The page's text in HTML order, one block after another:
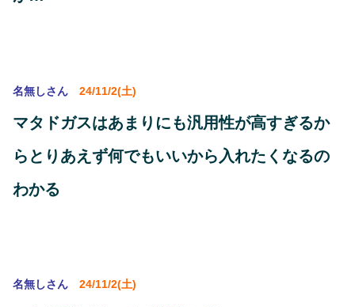
名無しさん 24/11/2(土)
マタドガスはあまりにも汎用性が高すぎるか
らとりあえず何でもいいから入れたくなるの
わかる
名無しさん 24/11/2(土)